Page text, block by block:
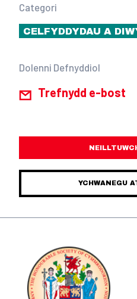
Categori
CELFYDDYDAU A
Dolenni Defnyddiol
Trefnydd e-bost
YCHWANEGU